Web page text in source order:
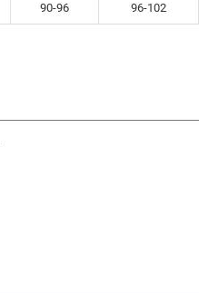
90-96 96-102